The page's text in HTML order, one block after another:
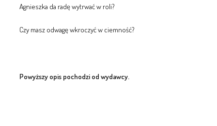
Agnieszka da radę wytrwać w roli?
Czy masz odwagę wkroczyć w ciemność?
Powyższy opis pochodzi od wydawcy.